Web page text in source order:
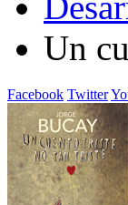
Un
Facebook Twitter